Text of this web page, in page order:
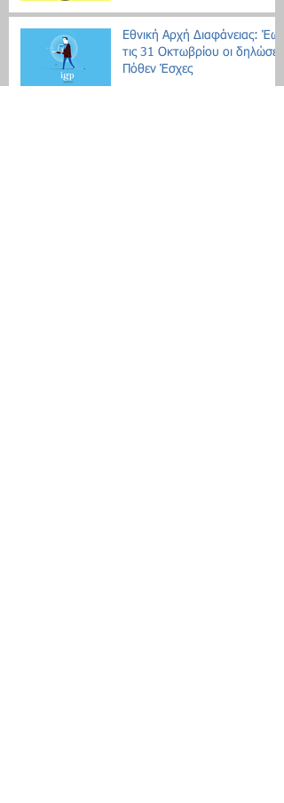
Εθνική Αρχή Διαφάνειας: Έως
τις 31 Οκτωβρίου οι δηλώσεις
Πόθεν Έσχες